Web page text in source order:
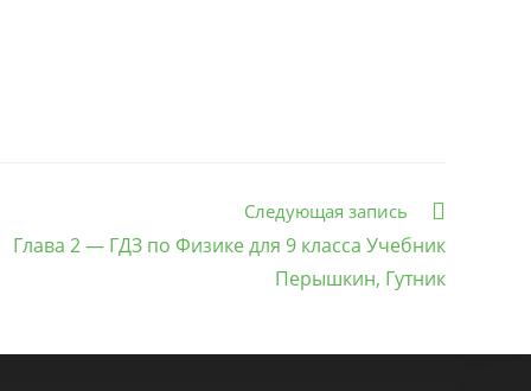
Следующая запись
Глава 2 — ГДЗ по Физике для 9 класса Учебник
Перышкин, Гутник